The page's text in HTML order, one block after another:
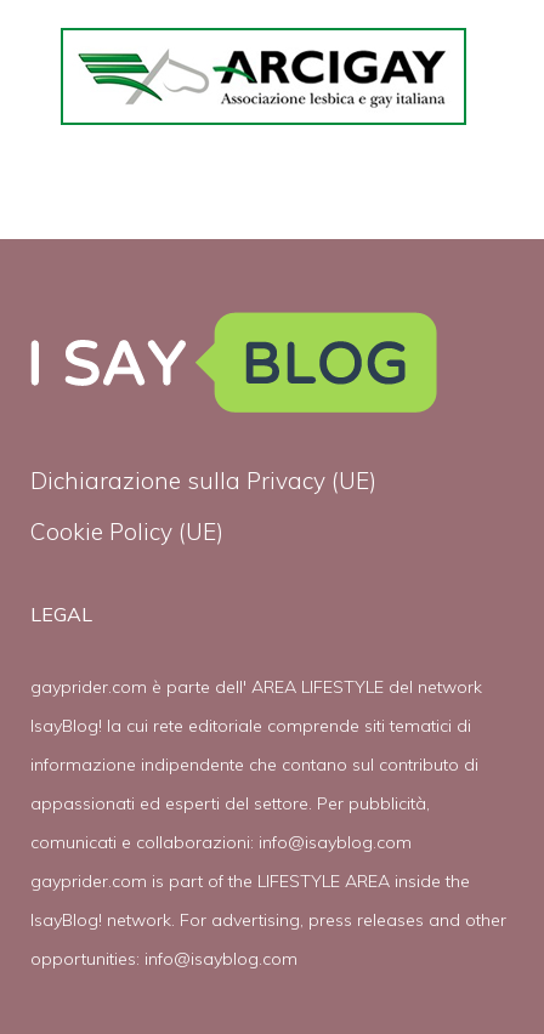
Dichiarazione sulla Privacy (UE)
Cookie Policy (UE)
LEGAL
gayprider.com è parte dell' AREA LIFESTYLE del network
IsayBlog! la cui rete editoriale comprende siti tematici di
informazione indipendente che contano sul contributo di
appassionati ed esperti del settore. Per pubblicità,
comunicati e collaborazioni: info@isayblog.com
gayprider.com is part of the LIFESTYLE AREA inside the
IsayBlog! network. For advertising, press releases and other
opportunities: info@isayblog.com